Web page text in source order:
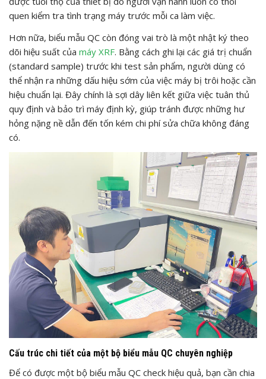
quen kiểm tra tình trạng máy trước mỗi ca làm việc.
Hơn nữa, biểu mẫu QC còn đóng vai trò là một nhật ký theo
dõi hiệu suất của máy XRF. Bằng cách ghi lại các giá trị chuẩn
(standard sample) trước khi test sản phẩm, người dùng có
thể nhận ra những dấu hiệu sớm của việc máy bị trôi hoặc cần
hiệu chuẩn lại. Đây chính là sợi dây liên kết giữa việc tuân thủ
quy định và bảo trì máy định kỳ, giúp tránh được những hư
hỏng nặng nề dẫn đến tốn kém chi phí sửa chữa không đáng
có.
Cấu trúc chi tiết của một bộ biểu mẫu QC chuyên nghiệp
Để có được một bộ biểu mẫu QC check hiệu quả, bạn cần chia